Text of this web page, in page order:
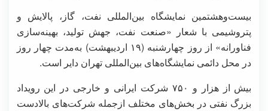
بیست‌وهشتمین نمایشگاه بین‌المللی نفت، گاز، پالایش و
پتروشیمی با شعار «صنعت نفت، جهش تولید، بهینه‌سازی
فناورانه» از روز چهارشنبه (۱۹ اردیبهشت) به‌مدت چهار روز
در محل دائمی نمایشگاه‌های بین‌المللی تهران دایر است.
بیش از هزار و ۷۵۰ شرکت ایرانی و خارجی در این رویداد
بزرگ نفتی در بخش‌های مختلف ازجمله شرکت‌های بالادست